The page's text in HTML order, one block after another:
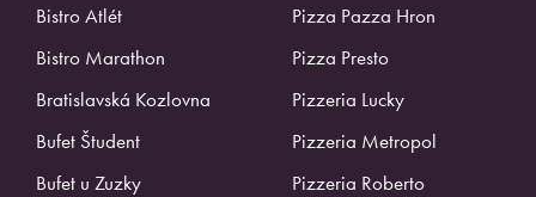
Bistro Atlét
Bistro Marathon
Bratislavská Kozlovna
Bufet Študent
Bufet u Zuzky
Pizza Pazza Hron
Pizza Presto
Pizzeria Lucky
Pizzeria Metropol
Pizzeria Roberto